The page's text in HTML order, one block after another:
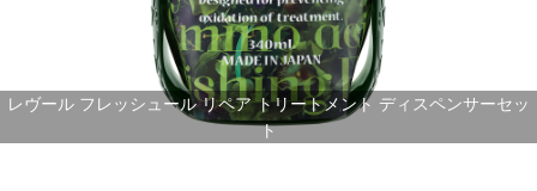
レヴール フレッシュール リペア トリートメント ディスペンサーセッ
ト